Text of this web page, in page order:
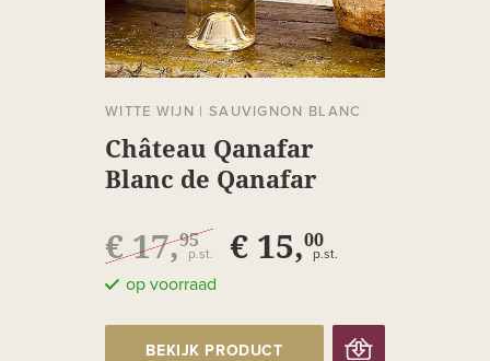
WITTE WIJN | SAUVIGNON BLANC
Château Qanafar
Blanc de Qanafar
€ 17,95
p.st. € 15,00
p.st.
op voorraad
BEKIJK PRODUCT